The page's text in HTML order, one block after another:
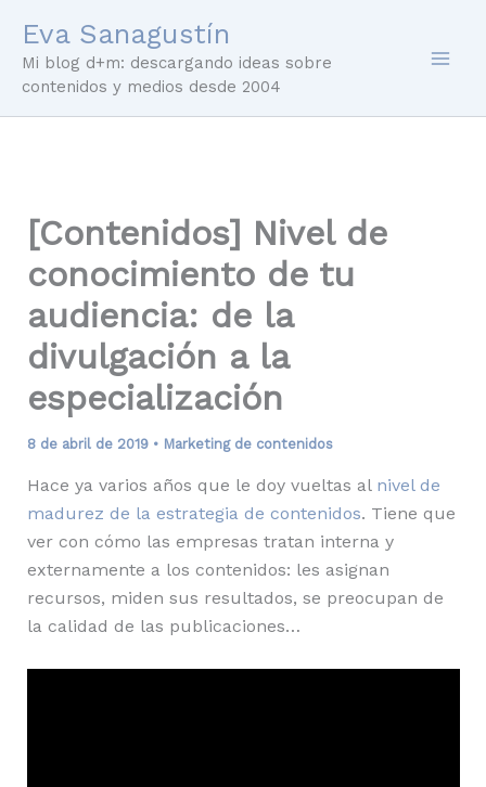
contenido
Eva Sanagustín
Mi blog d+m: descargando ideas sobre
contenidos y medios desde 2004
[Contenidos] Nivel de
conocimiento de tu
audiencia: de la
divulgación a la
especialización
8 de abril de 2019 • Marketing de contenidos
Hace ya varios años que le doy vueltas al nivel de
madurez de la estrategia de contenidos. Tiene que
ver con cómo las empresas tratan interna y
externamente a los contenidos: les asignan
recursos, miden sus resultados, se preocupan de
la calidad de las publicaciones…